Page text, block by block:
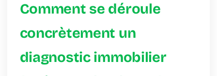
Comment se déroule
concrètement un
diagnostic immobilier